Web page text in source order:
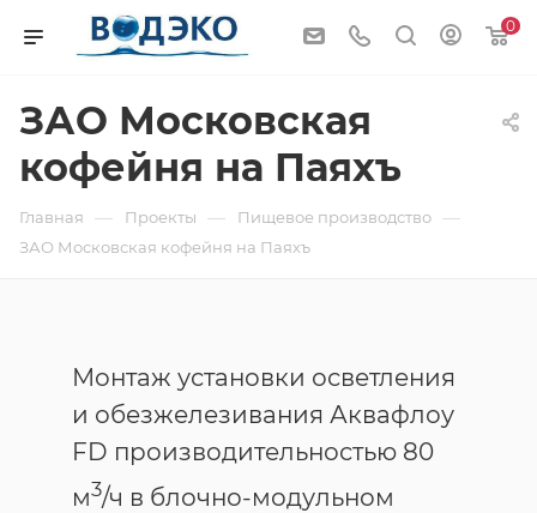
0
ЗАО Московская
кофейня на Паяхъ
Главная — Проекты — Пищевое производство —
ЗАО Московская кофейня на Паяхъ
Монтаж установки осветления
и обезжелезивания Аквафлоу
FD производительностью 80
м3/ч в блочно-модульном